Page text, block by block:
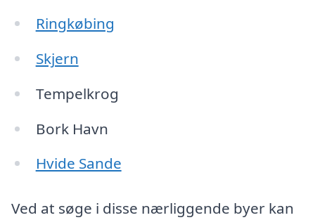
Ringkøbing
Skjern
Tempelkrog
Bork Havn
Hvide Sande
Ved at søge i disse nærliggende byer kan